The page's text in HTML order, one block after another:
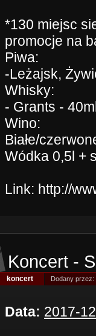
*130 miejsc
promocje na
Piwa:
-Leżajsk,
Whisky:
- Grants -
Wino:
Białe/
Wódka 0,5l +
Link: http://
Koncert -
koncert Dodany przez:
Data: 2017-